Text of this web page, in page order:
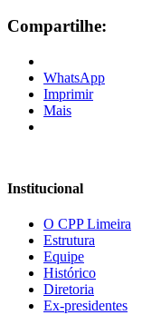
Compartilhe:
WhatsApp
Imprimir
Mais
Institucional
O CPP Limeira
Estrutura
Equipe
Histórico
Diretoria
Ex-presidentes